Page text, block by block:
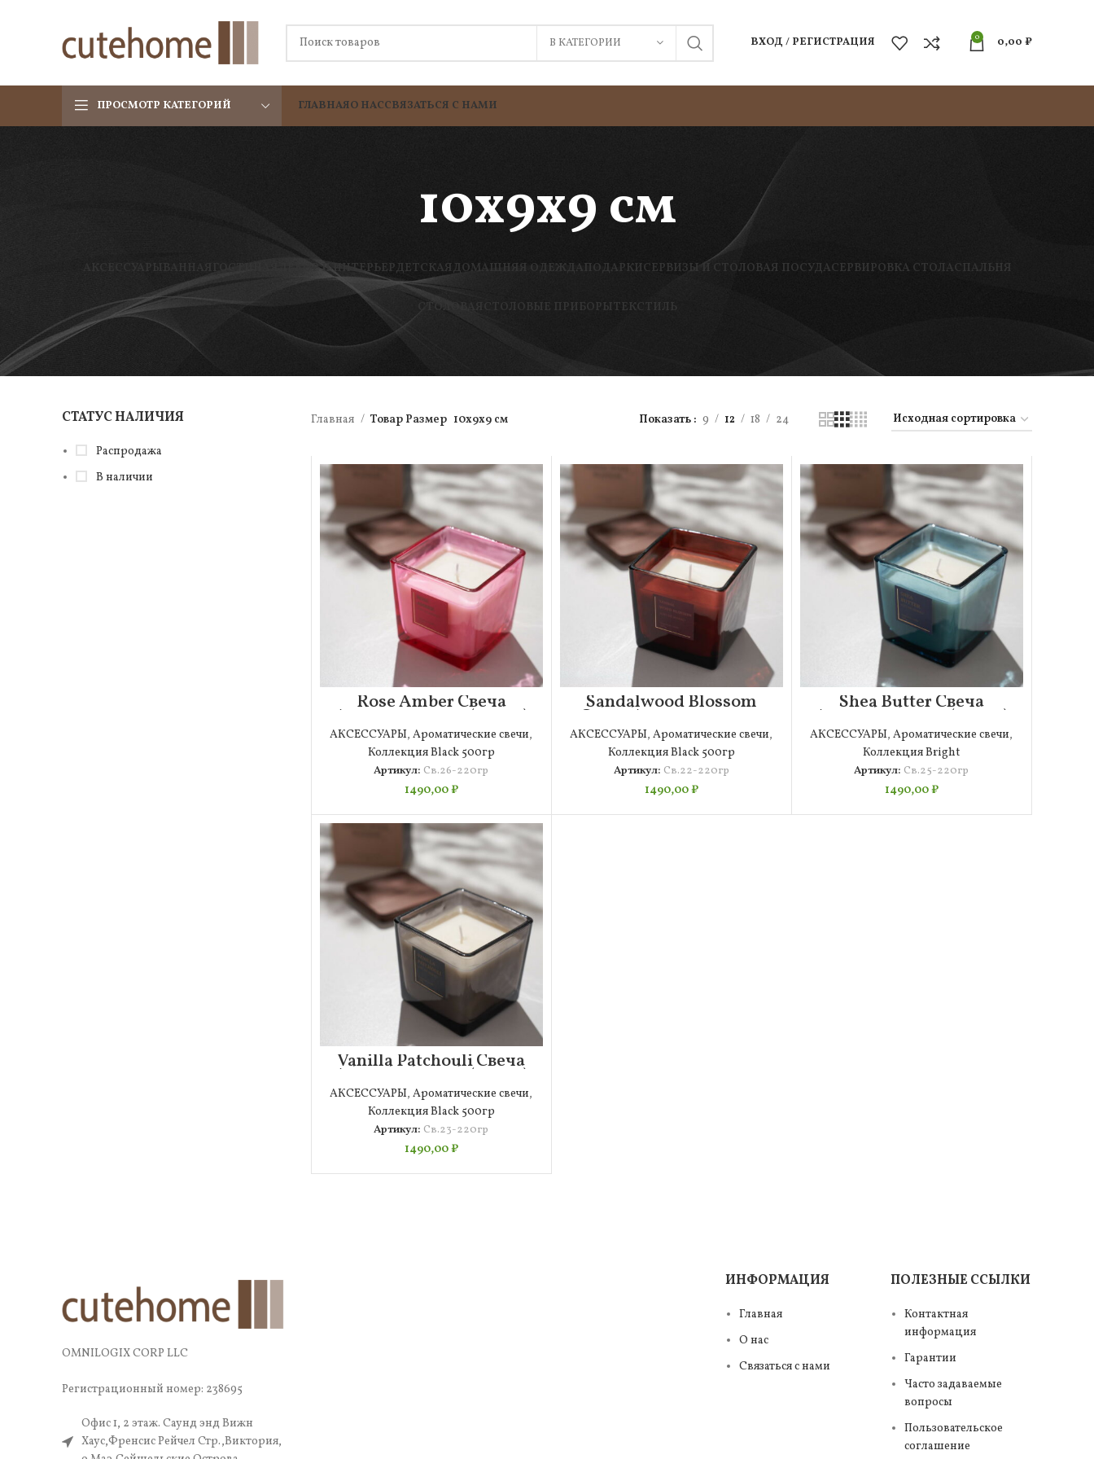
В КАТЕГОРИИ ВХОД / РЕГИСТРАЦИЯ 0 0,00 ₽
ПРОСМОТР КАТЕГОРИЙ ГЛАВНАЯО НАССВЯЗАТЬСЯ С НАМИ
10х9х9 см
АКСЕССУАРЫ ВАННАЯ ГОСТИНАЯ ДЕКОР И ИНТЕРЬЕРДЕТСКАЯДОМАШНЯЯ ОДЕЖДАПОДАРКИСЕРВИЗЫ И СТОЛОВАЯ ПОСУДАСЕРВИРОВКА СТОЛАСПАЛЬНЯ
СТОЛОВАЯ СТОЛОВЫЕ ПРИБОРЫТЕКСТИЛЬ
СТАТУС НАЛИЧИЯ
Распродажа
В наличии
Главная Товар Размер 10х9х9 см Показать 9 12 18 24
Rose Amber Свеча
Ароматическая (220гр)
АКСЕССУАРЫ,Ароматические свечи,
Коллекция Black 500гр
Артикул: Св.26-220гр
1490,00₽
Sandalwood Blossom
Свеча Ароматическая
(220гр)
АКСЕССУАРЫ,Ароматические свечи,
Коллекция Black 500гр
Артикул: Св.22-220гр
1490,00₽
Shea Butter Свеча
Ароматическая (220гр)
АКСЕССУАРЫ,Ароматические свечи,
Коллекция Bright
Артикул: Св.25-220гр
1490,00₽
Vanilla Patchouli Свеча
Ароматическая (220гр)
АКСЕССУАРЫ,Ароматические свечи,
Коллекция Black 500гр
Артикул: Св.23-220гр
1490,00₽
OMNILOGIX CORP LLC
Регистрационный номер: 238695
Офис 1, 2 этаж. Саунд энд Вижн
Хаус,Френсис Рейчел Стр.,Виктория,
ИНФОРМАЦИЯ
Главная
О нас
Связаться с нами
ПОЛЕЗНЫЕ ССЫЛКИ
Контактная
информация
Гарантии
Часто задаваемые
вопросы
Пользовательское
соглашение